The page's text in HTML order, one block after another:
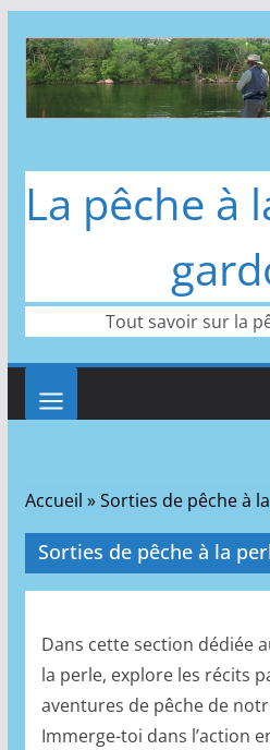
au
contenu
La pêche à
Tout savoir sur la
Accueil »Sorties de pêche à
Sorties de pêche à la
Dans cette section dédiée
la perle, explore les récits
aventures de pêche de
Immerge-toi dans l’action